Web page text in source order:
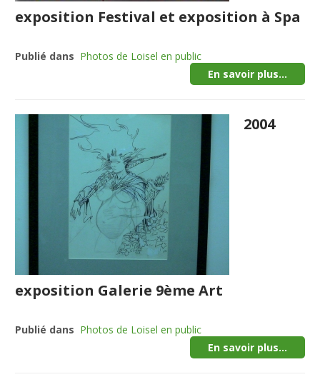
exposition Festival et exposition à Spa
Publié dans Photos de Loisel en public
En savoir plus...
2004
exposition Galerie 9ème Art
Publié dans Photos de Loisel en public
En savoir plus...